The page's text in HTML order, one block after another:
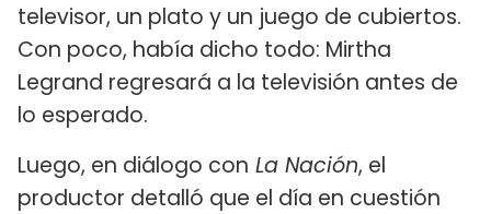
televisor, un plato y un juego de cubiertos.
Con poco, había dicho todo: Mirtha
Legrand regresará a la televisión antes de
lo esperado.
Luego, en diálogo con La Nación, el
productor detalló que el día en cuestión